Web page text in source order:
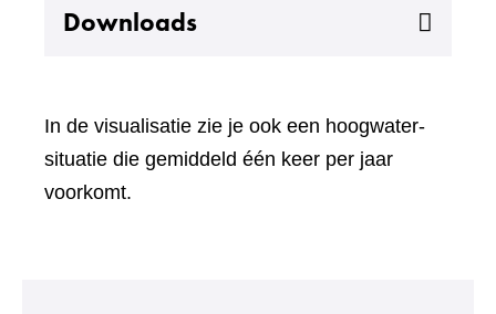
Downloads
Uitklappen
In de visualisatie zie je ook een hoogwater-
situatie die gemiddeld één keer per jaar
voorkomt.